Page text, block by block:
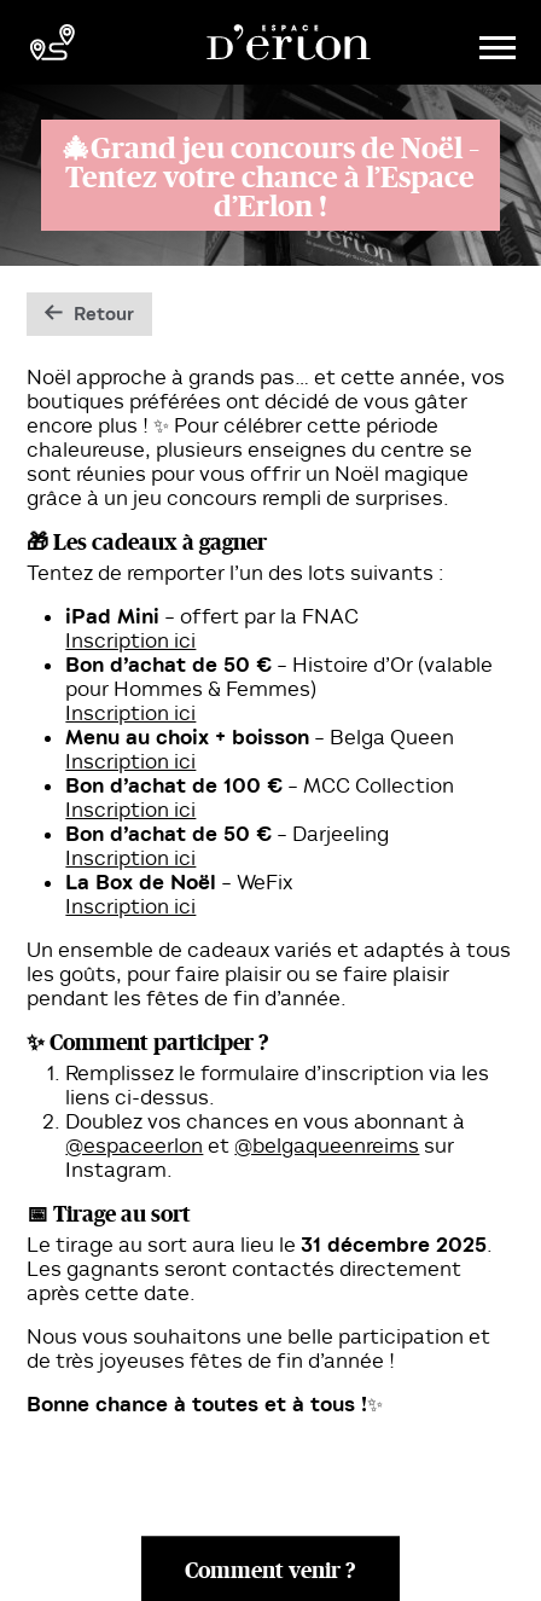
🎄Grand jeu concours de Noël –
Tentez votre chance à l’Espace
d’Erlon !
Retour
Noël approche à grands pas… et cette année, vos
boutiques préférées ont décidé de vous gâter
encore plus ! ✨ Pour célébrer cette période
chaleureuse, plusieurs enseignes du centre se
sont réunies pour vous offrir un Noël magique
grâce à un jeu concours rempli de surprises.
🎁 Les cadeaux à gagner
Tentez de remporter l’un des lots suivants :
iPad Mini – offert par la FNAC
Inscription ici
Bon d’achat de 50 € – Histoire d’Or (valable
pour Hommes & Femmes)
Inscription ici
Menu au choix + boisson – Belga Queen
Inscription ici
Bon d’achat de 100 € – MCC Collection
Inscription ici
Bon d’achat de 50 € – Darjeeling
Inscription ici
La Box de Noël – WeFix
Inscription ici
Un ensemble de cadeaux variés et adaptés à tous
les goûts, pour faire plaisir ou se faire plaisir
pendant les fêtes de fin d’année.
✨ Comment participer ?
Remplissez le formulaire d’inscription via les
liens ci-dessus.
Doublez vos chances en vous abonnant à
@espaceerlon et @belgaqueenreims sur
Instagram.
📅 Tirage au sort
Le tirage au sort aura lieu le31 décembre 2025.
Les gagnants seront contactés directement
après cette date.
Nous vous souhaitons une belle participation et
de très joyeuses fêtes de fin d’année !
Bonne chance à toutes et à tous !✨
Comment venir ?